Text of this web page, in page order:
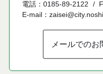
電話：0185-89-2122
E-mail：
メールでのお